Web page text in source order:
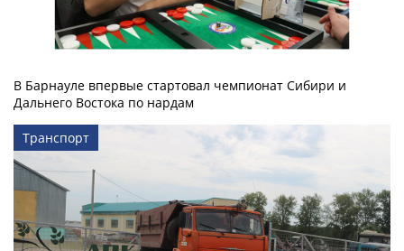
В Барнауле впервые стартовал чемпионат Сибири и
Дальнего Востока по нардам
Транспорт